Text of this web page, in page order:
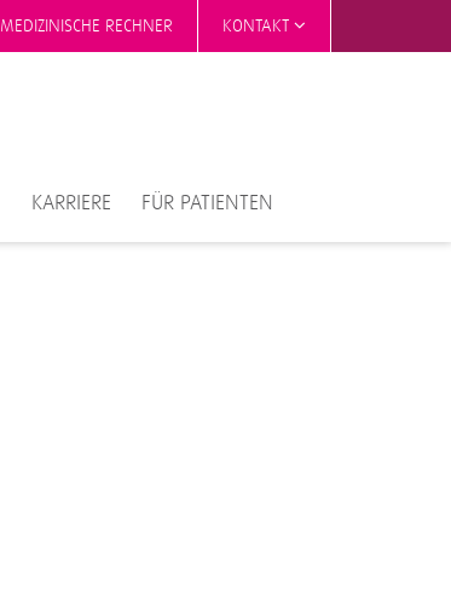
MEDIZINISCHE RECHNER KONTAKT
KARRIERE FÜR PATIENTEN